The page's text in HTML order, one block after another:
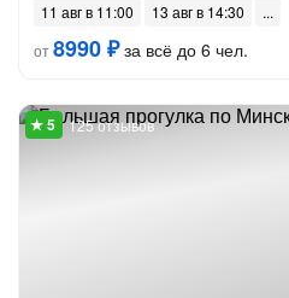
11 авг в 11:00
13 авг в 14:30
от8990 ₽за всё до 6 чел.
125 отзывов